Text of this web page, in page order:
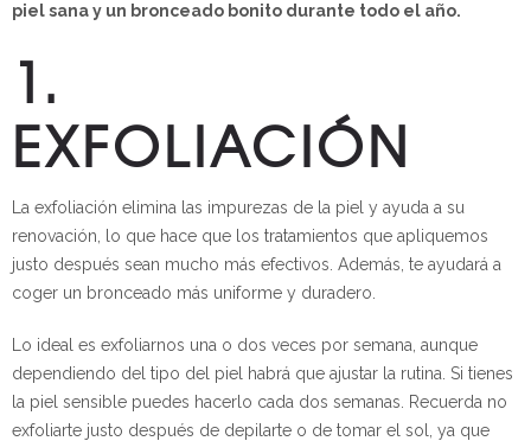
piel sana y un bronceado bonito durante todo el año.
1.
EXFOLIACIÓN
La exfoliación elimina las impurezas de la piel y ayuda a su
renovación, lo que hace que los tratamientos que apliquemos
justo después sean mucho más efectivos. Además, te ayudará a
coger un bronceado más uniforme y duradero.
Lo ideal es exfoliarnos una o dos veces por semana, aunque
dependiendo del tipo del piel habrá que ajustar la rutina. Si tienes
la piel sensible puedes hacerlo cada dos semanas. Recuerda no
exfoliarte justo después de depilarte o de tomar el sol, ya que